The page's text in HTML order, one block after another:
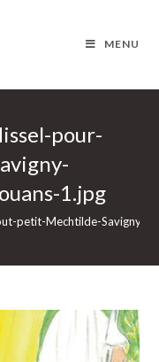
MENU
pour-
1.jpg
petit-Mechtilde-Savigny-